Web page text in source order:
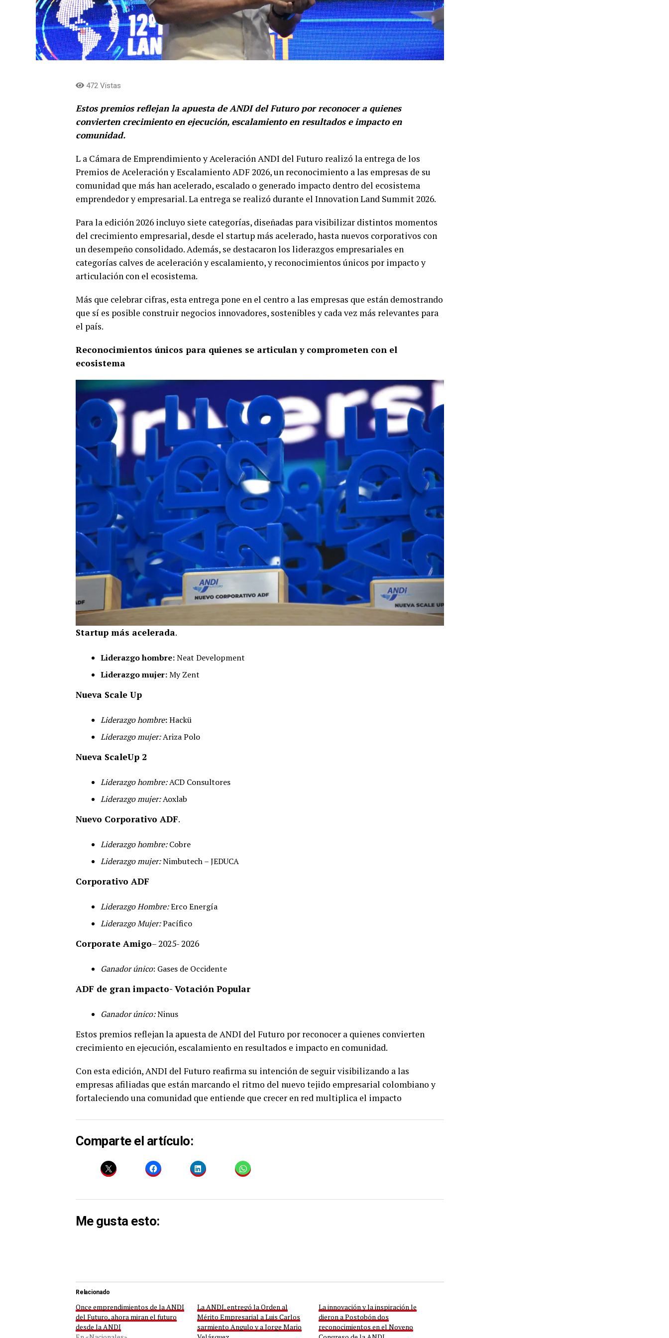
472 Vistas
Estos premios reflejan la apuesta de ANDI del Futuro por reconocer a quienes
convierten crecimiento en ejecución, escalamiento en resultados e impacto en
comunidad.
L a Cámara de Emprendimiento y Aceleración ANDI del Futuro realizó la entrega de los
Premios de Aceleración y Escalamiento ADF 2026, un reconocimiento a las empresas de su
comunidad que más han acelerado, escalado o generado impacto dentro del ecosistema
emprendedor y empresarial. La entrega se realizó durante el Innovation Land Summit 2026.
Para la edición 2026 incluyo siete categorías, diseñadas para visibilizar distintos momentos
del crecimiento empresarial, desde el startup más acelerado, hasta nuevos corporativos con
un desempeño consolidado. Además, se destacaron los liderazgos empresariales en
categorías calves de aceleración y escalamiento, y reconocimientos únicos por impacto y
articulación con el ecosistema.
Más que celebrar cifras, esta entrega pone en el centro a las empresas que están demostrando
que sí es posible construir negocios innovadores, sostenibles y cada vez más relevantes para
el país.
Reconocimientos únicos para quienes se articulan y comprometen con el
ecosistema
Startup más acelerada.
Liderazgo hombre:Neat Development
Liderazgo mujer:My Zent
Nueva Scale Up
Liderazgo hombre:Hackü
Liderazgo mujer:Ariza Polo
Nueva ScaleUp 2
Liderazgo hombre:ACD Consultores
Liderazgo mujer:Aoxlab
Nuevo Corporativo ADF.
Liderazgo hombre:Cobre
Liderazgo mujer:Nimbutech – JEDUCA
Corporativo ADF
Liderazgo Hombre:Erco Energía
Liderazgo Mujer:Pacífico
Corporate Amigo– 2025- 2026
Ganador único: Gases de Occidente
ADF de gran impacto- Votación Popular
Ganador único:Ninus
Estos premios reflejan la apuesta de ANDI del Futuro por reconocer a quienes convierten
crecimiento en ejecución, escalamiento en resultados e impacto en comunidad.
Con esta edición, ANDI del Futuro reafirma su intención de seguir visibilizando a las
empresas afiliadas que están marcando el ritmo del nuevo tejido empresarial colombiano y
fortaleciendo una comunidad que entiende que crecer en red multiplica el impacto
Comparte el artículo:
Me gusta esto:
Relacionado
Once emprendimientos de la ANDI
del Futuro, ahora miran el futuro
desde la ANDI
La ANDI, entregó la Orden al
Mérito Empresarial a Luis Carlos
sarmiento Angulo y a Jorge Mario
La innovación y la inspiración le
dieron a Postobón dos
reconocimientos en el Noveno